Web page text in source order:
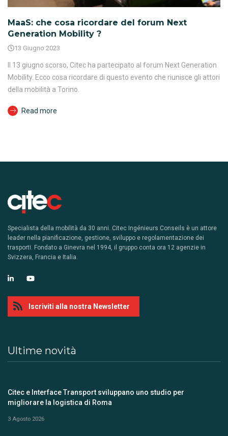
MaaS: che cosa ricordare del forum Next
Generation Mobility ?
13 Giugno 2023
Il 13 giugno scorso, Citec ha partecipato al forum Next Generation
Mobility. Ecco cosa ricordare di questo evento che riunisce gli attori
della mobilità a Torino.
Read more
Specialista della mobilità da 30 anni. Citec Ingénieurs Conseils è un attore
leader nella pianificazione, gestione, sviluppo e regolamentazione dei
trasporti. Fondato a Ginevra nel 1994, il gruppo conta ora 12 agenzie in
Svizzera, Francia e Italia.
Iscriviti alla nostra Newsletter
Ultime novità
Citec e Interface Transport sviluppano uno studio per
migliorare la logistica di Roma
3 Agosto 2026